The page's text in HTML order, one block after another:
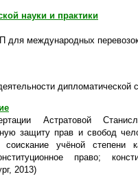
науки и практики
для международных
дипломатической
Астратовой
защиту прав и свобод
учёной степени
право;
2013)